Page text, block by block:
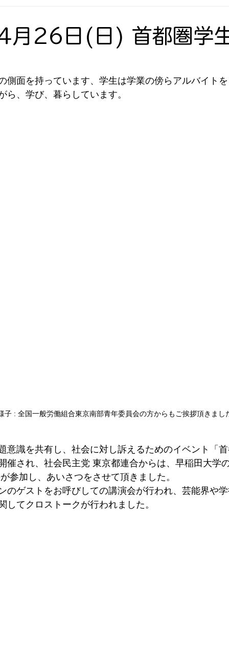
26日(日) 首都圏学
側面を持っています、学生は学業の傍らアルバイト
ら、学び、暮らしています。
子 : 全国一般労働組合東京南部青年委員会の方からもご挨拶頂きまし
意識を共有し、社会に対し訴えるためのイベント「
催され、社会民主党 東京都連合からは、早稲田大学
参加し、あいさつをさせて頂きました。
のゲストをお呼びしての講演会が行われ、芸能界や
してクロストークが行われました。